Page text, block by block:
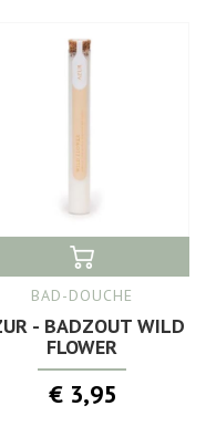
BAD-DOUCHE
- BADZOUT WILD
FLOWER
€ 3,95